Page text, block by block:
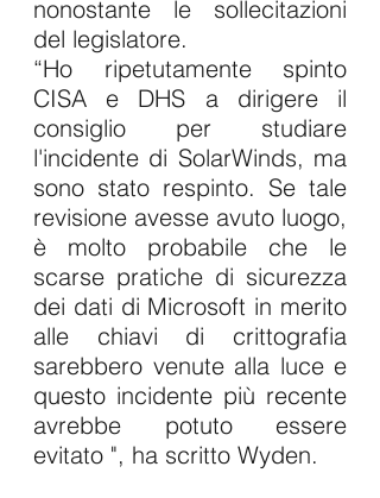
nonostante le sollecitazioni
del legislatore.
“Ho ripetutamente spinto
CISA e DHS a dirigere il
consiglio per studiare
l'incidente di SolarWinds, ma
sono stato respinto. Se tale
revisione avesse avuto luogo,
è molto probabile che le
scarse pratiche di sicurezza
dei dati di Microsoft in merito
alle chiavi di crittografia
sarebbero venute alla luce e
questo incidente più recente
avrebbe potuto essere
evitato ", ha scritto Wyden.